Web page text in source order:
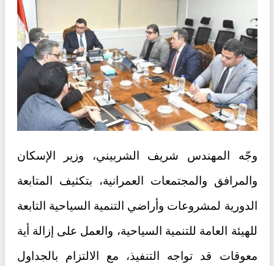
وجّه المهندس شريف الشربيني، وزير الإسكان
والمرافق والمجتمعات العمرانية، بتكثيف المتابعة
الدورية لمشروعات وأراضي التنمية السياحية التابعة
للهيئة العامة للتنمية السياحية، والعمل على إزالة أية
معوقات قد تواجه التنفيذ، مع الالتزام بالجداول